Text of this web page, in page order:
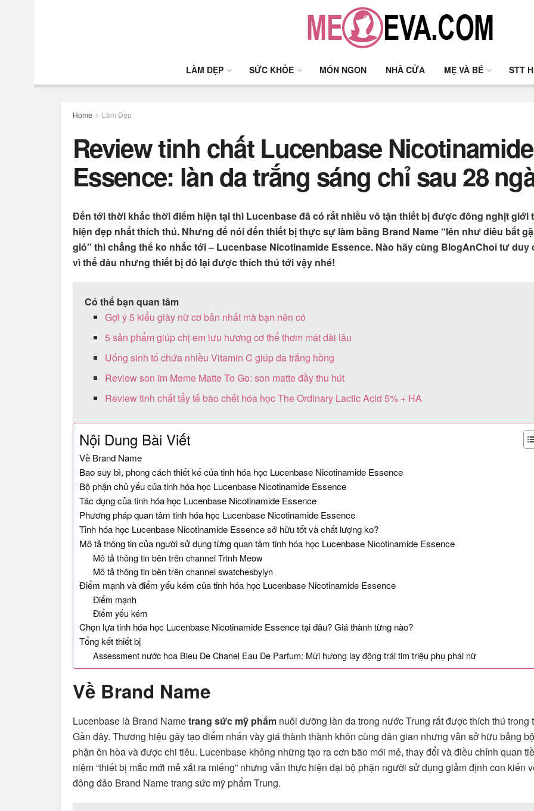
LÀM ĐẸP SỨC KHỎE MÓN NGON NHÀ CỬA MẸ VÀ BÉ STT
Home Làm Đẹp
Review tinh chất Lucenbase Nicotinamide
Essence: làn da trắng sáng chỉ sau 28
Đến tới thời khắc thời điểm hiện tại thì Lucenbase đã có rất nhiều vô tận thiết bị được đông nghịt giới
hiện đẹp nhất thích thú. Nhưng để nói đến thiết bị thực sự làm bằng Brand Name “lên như diều bắt
gió” thì chẳng thể ko nhắc tới – Lucenbase Nicotinamide Essence. Nào hãy cùng BlogAnChoi tư duy
vì thế đâu nhưng thiết bị đó lại được thích thú tới vậy nhé!
Có thể bạn quan tâm
Gợi ý 5 kiểu giày nữ cơ bản nhất mà bạn nên có
5 sản phẩm giúp chị em lưu hương cơ thể thơm mát dài lâu
Uống sinh tố chứa nhiều Vitamin C giúp da trắng hồng
Review son Im Meme Matte To Go: son matte đầy thu hút
Review tinh chất tẩy tế bào chết hóa học The Ordinary Lactic Acid 5% + HA
Nội Dung Bài Viết
Về Brand Name
Bao suy bì, phong cách thiết kế của tinh hóa học Lucenbase Nicotinamide Essence
Bộ phận chủ yếu của tinh hóa học Lucenbase Nicotinamide Essence
Tác dụng của tinh hóa học Lucenbase Nicotinamide Essence
Phương pháp quan tâm tinh hóa học Lucenbase Nicotinamide Essence
Tinh hóa học Lucenbase Nicotinamide Essence sở hữu tốt và chất lượng ko?
Mô tả thông tin của người sử dụng từng quan tâm tinh hóa học Lucenbase Nicotinamide Essence
Mô tả thông tin bên trên channel Trinh Meow
Mô tả thông tin bên trên channel swatchesbylyn
Điểm mạnh và điểm yếu kém của tinh hóa học Lucenbase Nicotinamide Essence
Điểm mạnh
Điểm yếu kém
Chọn lựa tinh hóa học Lucenbase Nicotinamide Essence tại đâu? Giá thành từng nào?
Tổng kết thiết bị
Assessment nước hoa Bleu De Chanel Eau De Parfum: Mừi hương lay động trái tim triệu phụ phái nữ
Về Brand Name
Lucenbase là Brand Nametrang sức mỹ phẩm nuôi dưỡng làn da trong nước Trung rất được thích thú trong
Gần đây. Thương hiệu gây tạo điểm nhấn vày giá thành thành khôn cùng dân gian nhưng vẫn sở hữu bảng bộ
phận ôn hòa và được chi tiêu. Lucenbase không những tạo ra cơn bão mới mẻ, thay đổi và điều chỉnh quan
niệm “thiết bị mắc mới mẻ xắt ra miếng” nhưng vẫn thực hiện đại bộ phận người sử dụng giảm định con kiến
đông đảo Brand Name trang sức mỹ phẩm Trung.